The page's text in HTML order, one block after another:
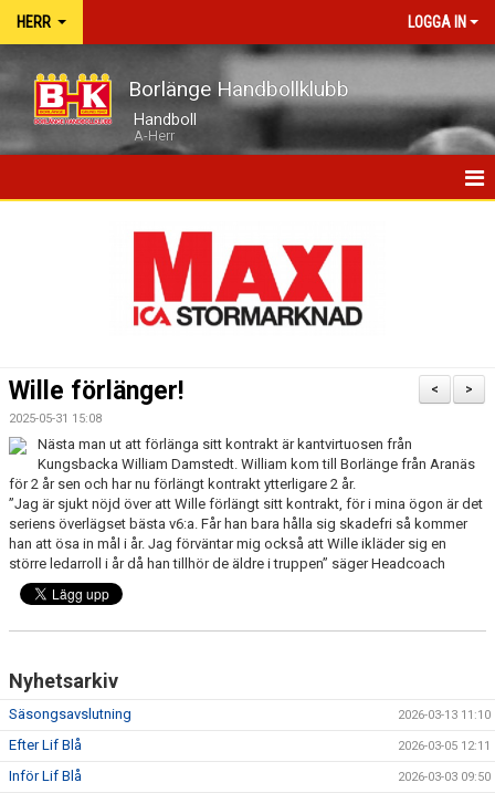
HERR LOGGA IN
Borlänge Handbollklubb
Handboll
A-Herr
KALENDER
BILDGALLERI
DOKUMENT
KONTAKT
BORLÄNGE HK FÖRSÄSONGSCUP
>
<
Wille förlänger!
2025-05-31 15:08
Nästa man ut att förlänga sitt kontrakt är kantvirtuosen från
Kungsbacka William Damstedt. William kom till Borlänge från Aranäs
för 2 år sen och har nu förlängt kontrakt ytterligare 2 år.
”Jag är sjukt nöjd över att Wille förlängt sitt kontrakt, för i mina ögon är det
seriens överlägset bästa v6:a. Får han bara hålla sig skadefri så kommer
han att ösa in mål i år. Jag förväntar mig också att Wille ikläder sig en
större ledarroll i år då han tillhör de äldre i truppen” säger Headcoach
Nyhetsarkiv
Säsongsavslutning 2026-03-13 11:10
Efter Lif Blå 2026-03-05 12:11
Inför Lif Blå 2026-03-03 09:50